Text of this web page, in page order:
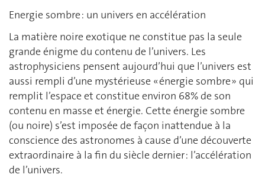
Energie sombre : un univers en accélération
La matière noire exotique ne constitue pas la seule
grande énigme du contenu de l’univers. Les
astrophysiciens pensent aujourd’hui que l’univers est
aussi rempli d’une mystérieuse « énergie sombre » qui
remplit l’espace et constitue environ 68% de son
contenu en masse et énergie. Cette énergie sombre
(ou noire) s’est imposée de façon inattendue à la
conscience des astronomes à cause d’une découverte
extraordinaire à la fin du siècle dernier : l’accélération
de l’univers.